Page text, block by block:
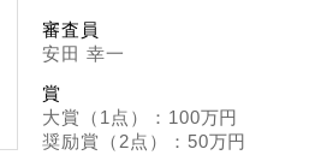
審査員
安田 幸一
賞
大賞（1点）：100万円
奨励賞（2点）：50万円